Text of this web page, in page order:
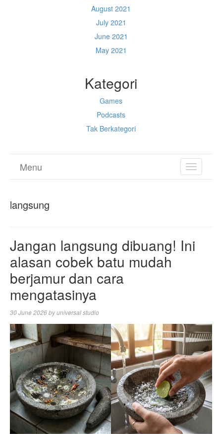
August 2021
July 2021
June 2021
May 2021
Kategori
Games
Podcasts
Tak Berkategori
TOGGLE
Menu
langsung
Jangan langsung dibuang! Ini
alasan cobek batu mudah
berjamur dan cara
mengatasinya
30 June 2026byuniversal studio